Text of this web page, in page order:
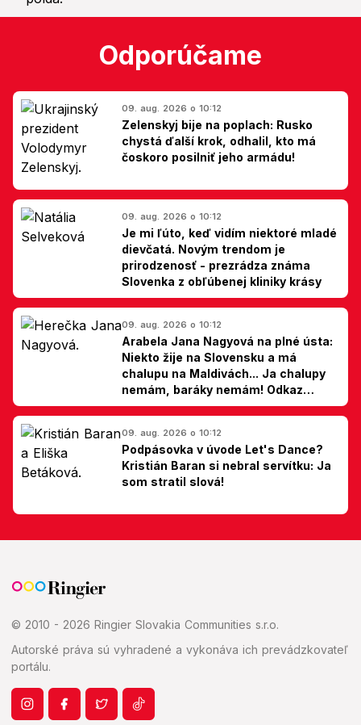
Odporúčame
09. aug. 2026 o 10:12
Zelenskyj bije na poplach: Rusko
chystá ďalší krok, odhalil, kto má
čoskoro posilniť jeho armádu!
09. aug. 2026 o 10:12
Je mi ľúto, keď vidím niektoré mladé
dievčatá. Novým trendom je
prirodzenosť - prezrádza známa
Slovenka z obľúbenej kliniky krásy
09. aug. 2026 o 10:12
Arabela Jana Nagyová na plné ústa:
Niekto žije na Slovensku a má
chalupu na Maldivách... Ja chalupy
nemám, baráky nemám! Odkaz
Slovákom
09. aug. 2026 o 10:12
Podpásovka v úvode Let's Dance?
Kristián Baran si nebral servítku: Ja
som stratil slová!
© 2010 - 2026 Ringier Slovakia Communities s.r.o.
Autorské práva sú vyhradené a vykonáva ich prevádzkovateľ
portálu.